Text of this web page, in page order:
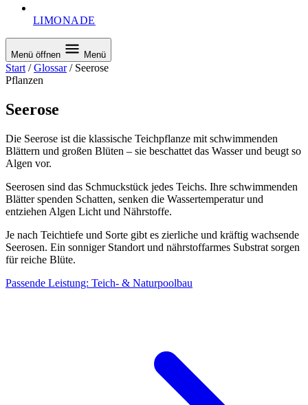
LIMONADE
Menü öffnen Menü
Start / Glossar / Seerose
Pflanzen
Seerose
Die Seerose ist die klassische Teichpflanze mit schwimmenden
Blättern und großen Blüten – sie beschattet das Wasser und beugt so
Algen vor.
Seerosen sind das Schmuckstück jedes Teichs. Ihre schwimmenden
Blätter spenden Schatten, senken die Wassertemperatur und
entziehen Algen Licht und Nährstoffe.
Je nach Teichtiefe und Sorte gibt es zierliche und kräftig wachsende
Seerosen. Ein sonniger Standort und nährstoffarmes Substrat sorgen
für reiche Blüte.
Passende Leistung: Teich- & Naturpoolbau